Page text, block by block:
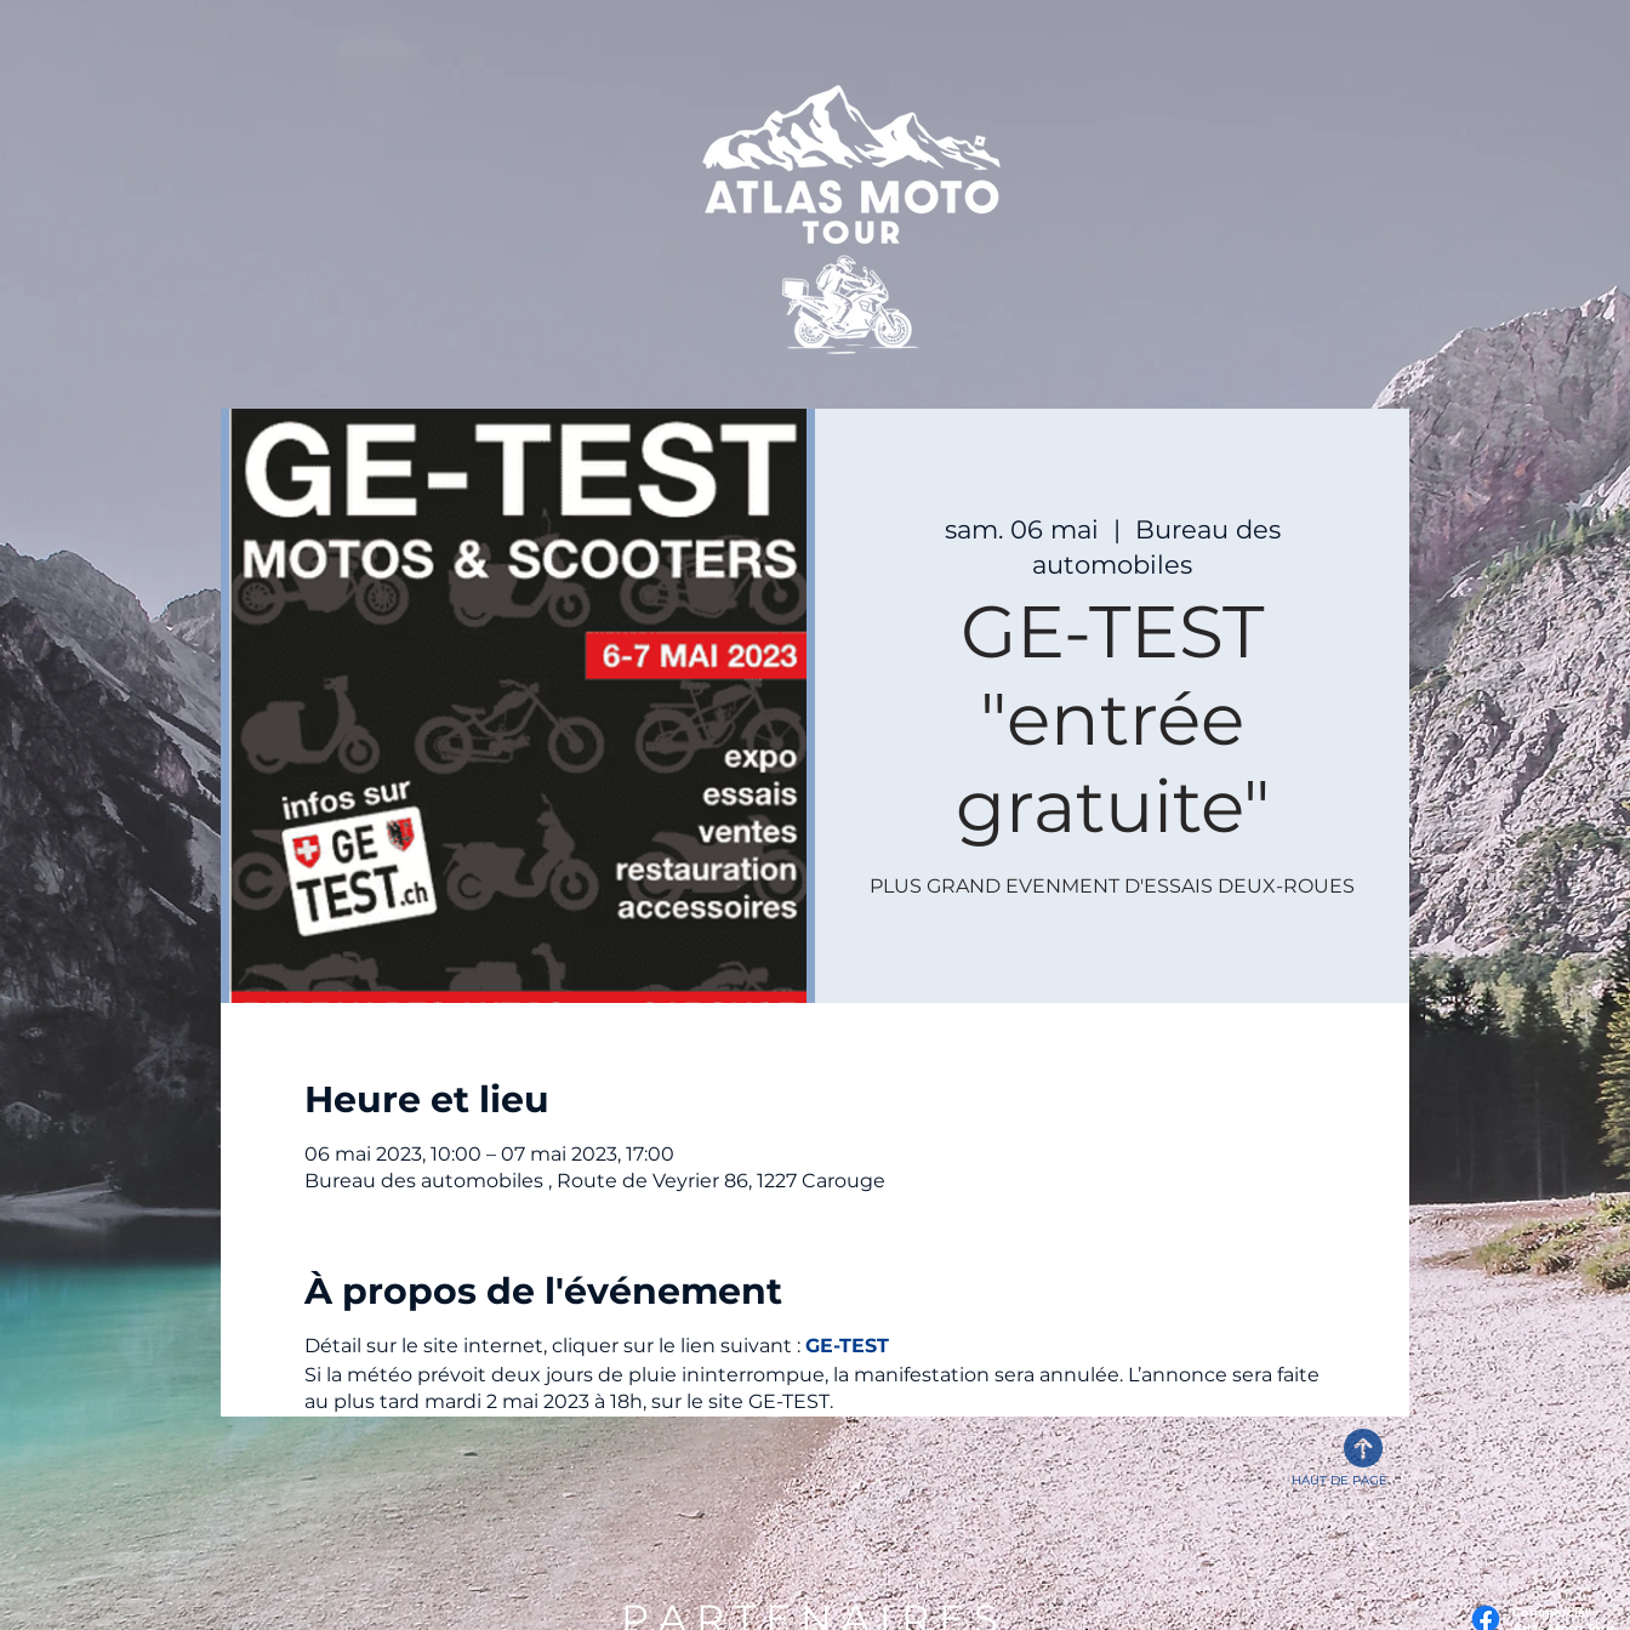
sam. 06 mai
  |
Bureau des
automobiles
GE-TEST
"entrée
gratuite"
PLUS GRAND EVENMENT D'ESSAIS DEUX-ROUES
Heure et lieu
06 mai 2023, 10:00 – 07 mai 2023, 17:00
Bureau des automobiles , Route de Veyrier 86, 1227 Carouge
À propos de l'événement
Détail sur le site internet, cliquer sur le lien suivant : GE-TEST
Si la météo prévoit deux jours de pluie ininterrompue, la manifestation sera annulée. L’annonce sera faite
au plus tard mardi 2 mai 2023 à 18h, sur le site GE-TEST.
HAUT DE PAGE
P A R T E N A I R E S
Commercial